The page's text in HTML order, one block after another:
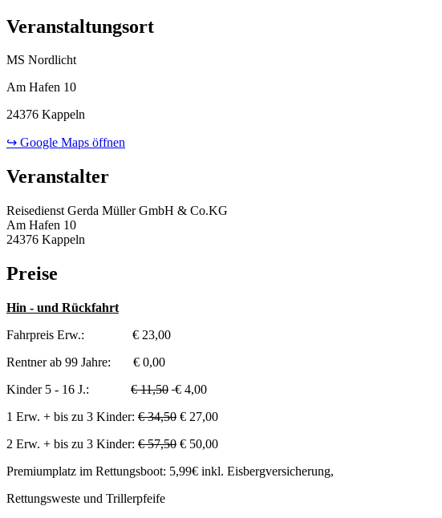
Veranstaltungsort
MS Nordlicht
Am Hafen 10
24376 Kappeln
↪ Google Maps öffnen
Veranstalter
Reisedienst Gerda Müller GmbH & Co.KG
Am Hafen 10
24376 Kappeln
Preise
Hin - und Rückfahrt
Fahrpreis Erw.: € 23,00
Rentner ab 99 Jahre: € 0,00
Kinder 5 - 16 J.: € 11,50 € 4,00
1 Erw. + bis zu 3 Kinder: € 34,50 € 27,00
2 Erw. + bis zu 3 Kinder: € 57,50 € 50,00
Premiumplatz im Rettungsboot: 5,99€ inkl. Eisbergversicherung,
Rettungsweste und Trillerpfeife